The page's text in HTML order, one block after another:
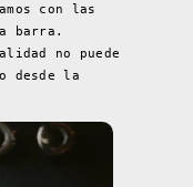
con las
barra.
no puede
desde la